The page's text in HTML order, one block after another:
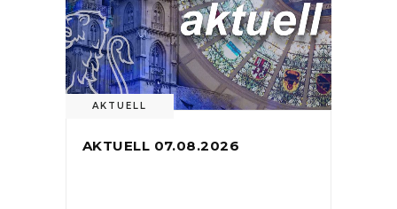
AKTUELL
AKTUELL 07.08.2026